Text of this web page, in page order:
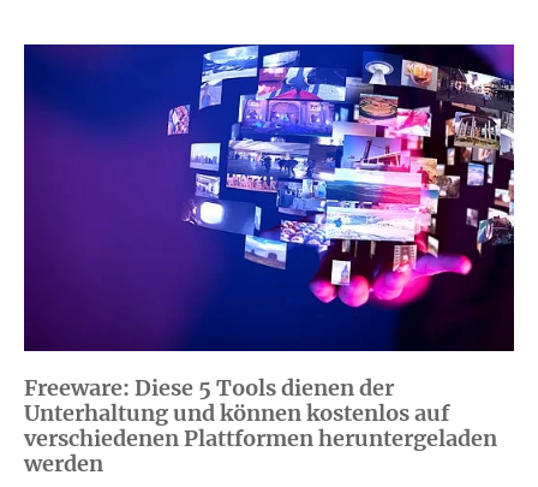
Freeware: Diese 5 Tools dienen der
Unterhaltung und können kostenlos auf
verschiedenen Plattformen heruntergeladen
werden